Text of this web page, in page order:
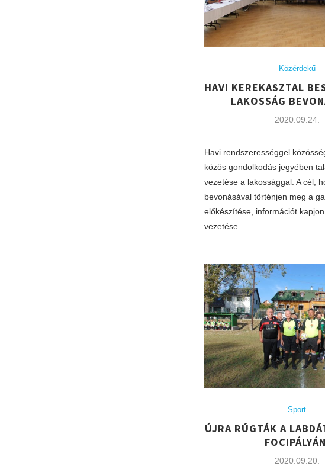
Közérdekű
HAVI KEREKASZTAL
LAKOSSÁG
2020.09.24.
Havi rendszerességgel
közös gondolkodás jegyében
vezetése a lakossággal. A cél,
bevonásával történjen meg a
előkészítése, információt
vezetése…
Sport
ÚJRA RÚGTÁK A
2020.09.20.